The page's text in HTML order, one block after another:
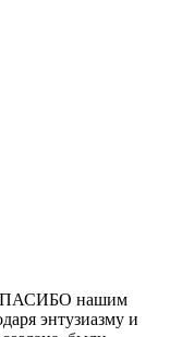
СПАСИБО нашим
энтузиазму и